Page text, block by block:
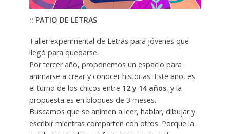
:: PATIO DE LETRAS
Taller experimental de Letras para jóvenes que
llegó para quedarse.
Por tercer año, proponemos un espacio para
animarse a crear y conocer historias. Este año, es
el turno de los chicos entre 12 y 14 años, y la
propuesta es en bloques de 3 meses.
Buscamos que se animen a leer, hablar, dibujar y
escribir mientras comparten con otros. Porque la